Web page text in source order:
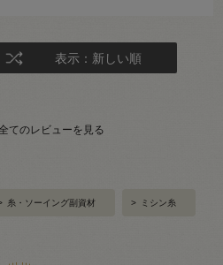
表示：新しい順
てのレビューを見る
糸・ソーイング副資材 > ミシン糸